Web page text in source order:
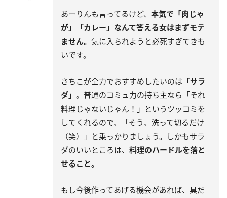
あーりんも言ってるけど、 本気で「肉じゃ
が」「カレー」なんて答える女はまずモテ
ません。 気に入られようと必死すぎてきも
いです。
さちこが全力でおすすめしたいのは 「サラ
ダ」 。普通のコミュ力の持ち主なら「それ
料理じゃないじゃん！」というツッコミを
してくれるので、「そう、洗って切るだけ
（笑）」と乗っかりましょう。しかもサラ
ダのいいところは、 料理のハードルを落と
せること。
もし今後作ってあげる機会があれば、具だ